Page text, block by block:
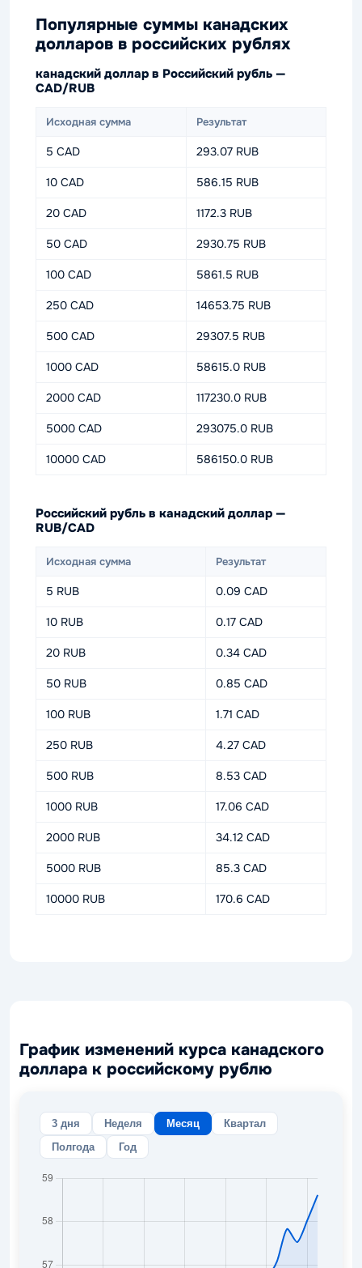
Популярные суммы канадских
долларов в российских рублях
канадский доллар в Российский рубль —
CAD/RUB
Исходная сумма Результат
5 CAD 293.07 RUB
10 CAD 586.15 RUB
20 CAD 1172.3 RUB
50 CAD 2930.75 RUB
100 CAD 5861.5 RUB
250 CAD 14653.75 RUB
500 CAD 29307.5 RUB
1000 CAD 58615.0 RUB
2000 CAD 117230.0 RUB
5000 CAD 293075.0 RUB
10000 CAD 586150.0 RUB
Российский рубль в канадский доллар —
RUB/CAD
Исходная сумма Результат
5 RUB 0.09 CAD
10 RUB 0.17 CAD
20 RUB 0.34 CAD
50 RUB 0.85 CAD
100 RUB 1.71 CAD
250 RUB 4.27 CAD
500 RUB 8.53 CAD
1000 RUB 17.06 CAD
2000 RUB 34.12 CAD
5000 RUB 85.3 CAD
10000 RUB 170.6 CAD
График изменений курса канадского
доллара к российскому рублю
3 дня Неделя Месяц
Квартал
Полгода
Год